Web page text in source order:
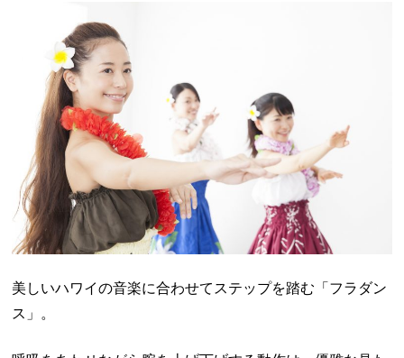
美しいハワイの音楽に合わせてステップを踏む「フラダン
ス」。